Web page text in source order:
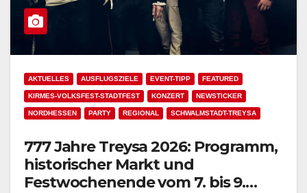
AKTUELLES AUSFLUGSZIELE EVENT-TIPP FEATURED
KIRMES-VOLKSFEST-STADTFEST KONZERT NEWSTICKER
NORDHESSEN PARTY REGIONAL SCHWALMSTADT-TREYSA
777 Jahre Treysa 2026: Programm,
historischer Markt und
Festwochenende vom 7. bis 9.